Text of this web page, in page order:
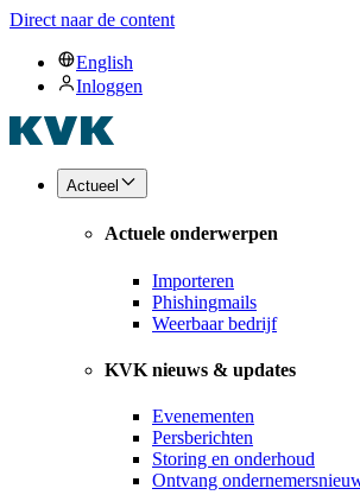
Direct naar de content
English
Inloggen
Actueel
Actuele onderwerpen
Importeren
Phishingmails
Weerbaar bedrijf
KVK nieuws & updates
Evenementen
Persberichten
Storing en onderhoud
Ontvang